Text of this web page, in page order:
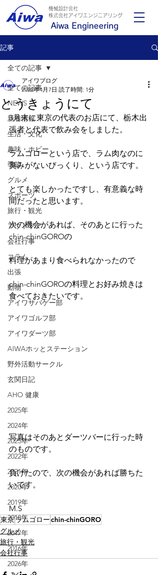
Aiwa Engineering
機械設計会社
​株式会社アイワエンジニアリング
記事
全ての記事
NEWS
新着情報
生活・文化
趣味・ホビー
季節
グルメ
スポーツ
旅行・観光
アウトドア
会社行事
コラム
出張
動物
アイワサバゲー部
アイワゴルフ部
アイワダーツ部
AIWAホッとステーション
野外活動サークル
玄関日記
AHO 健康
2025年
2024年
2023年
2022年
2021年
2020年
2019年
2018年
2017年
2016年
2026年
全ての記事
とうきょうにて
アイワブログ
2022年4月7日 読了時間: 1分
3月末に東京の代表のお店にて、栃木出
張者と代表で飲み会をしました。
ラムゴローという店で、ラム肉なのに
臭みがないびっくり、という店です。
とても楽しかったですし、有意義な時
間だったと思います。
次の機会があれば、そのあとに行った
chin-chinGOROの
料理があまり食べられなかったので
chin-chinGOROの料理とお好み焼きは
食べておきたいです。
写真はそのあとダーツバーに行った時
のものです。
負けたので、次の機会があれば勝ちた
いです。
M.S
東京ラムゴローchin-chinGORO
グルメ
旅行・観光
会社行事